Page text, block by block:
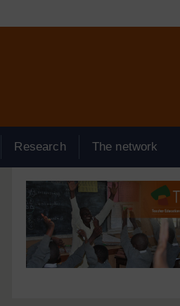
Research The network